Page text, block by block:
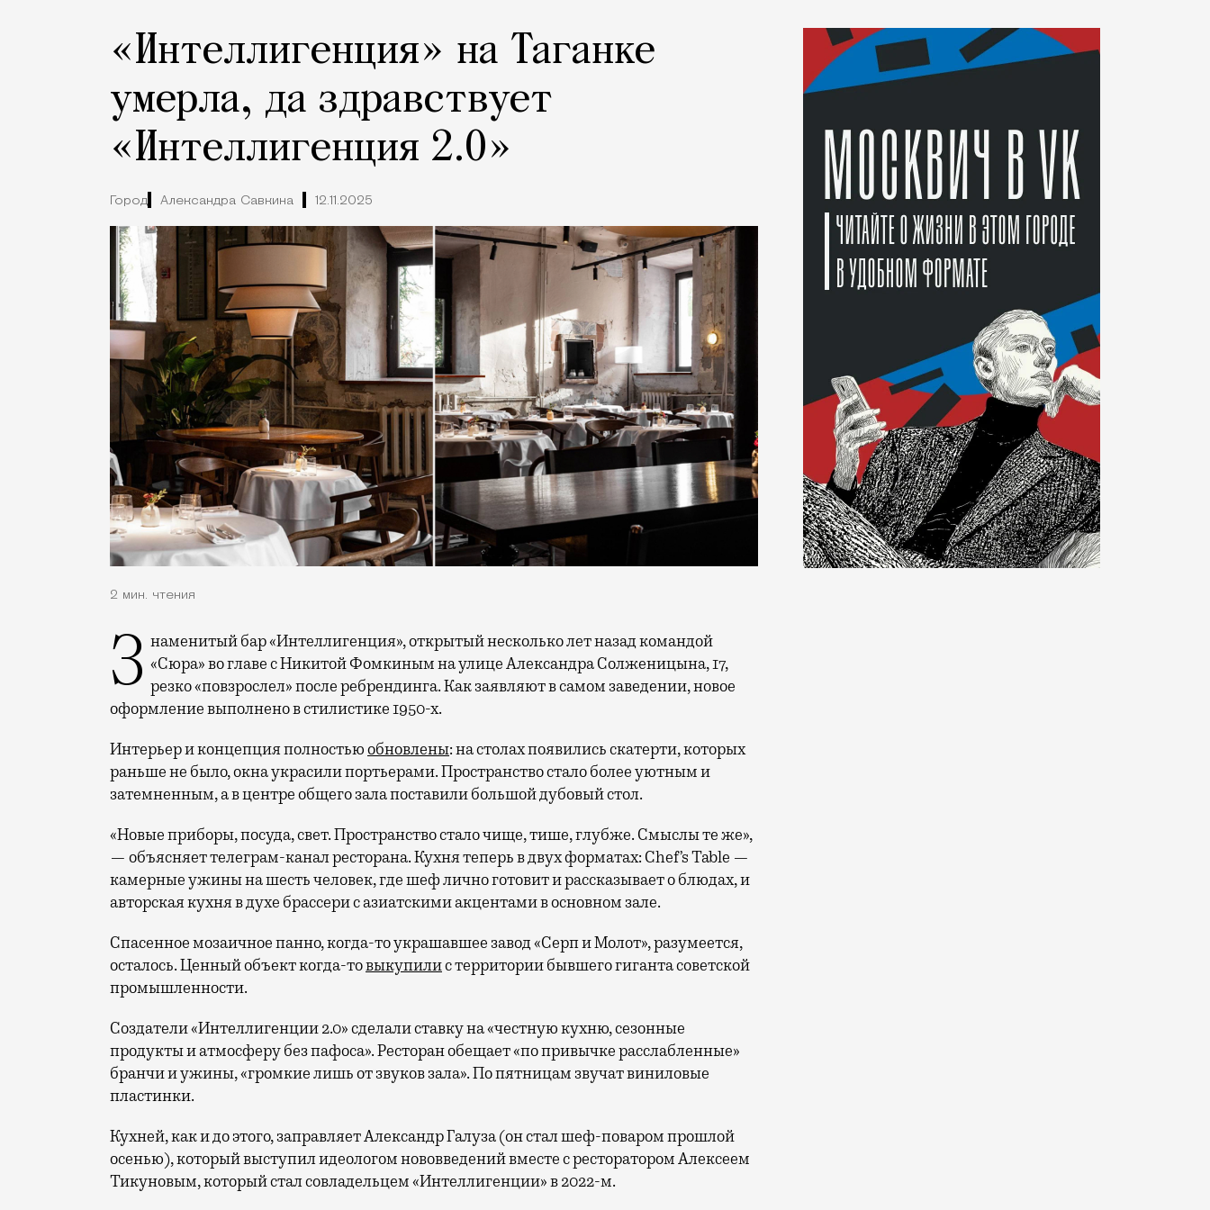
«Интеллигенция» на Таганке
умерла, да здравствует
«Интеллигенция 2.0»
Город Александра Савкина 12.11.2025
2 мин. чтения
Знаменитый бар «Интеллигенция», открытый несколько лет назад командой «Сюра» во главе с Никитой Фомкиным на улице Александра Солженицына, 17,
резко «повзрослел» после ребрендинга. Как заявляют в самом заведении, новое
оформление выполнено в стилистике 1950-х.
Интерьер и концепция полностьюобновлены: на столах появились скатерти, которых
раньше не было, окна украсили портьерами. Пространство стало более уютным и
затемненным, а в центре общего зала поставили большой дубовый стол.
«Новые приборы, посуда, свет. Пространство стало чище, тише, глубже. Смыслы те же»,
— объясняет телеграм-канал ресторана. Кухня теперь в двух форматах: Chef’s Table —
камерные ужины на шесть человек, где шеф лично готовит и рассказывает о блюдах, и
авторская кухня в духе брассери с азиатскими акцентами в основном зале.
Спасенное мозаичное панно, когда-то украшавшее завод «Серп и Молот», разумеется,
осталось. Ценный объект когда-товыкупилис территории бывшего гиганта советской
промышленности.
Создатели «Интеллигенции 2.0» сделали ставку на «честную кухню, сезонные
продукты и атмосферу без пафоса». Ресторан обещает «по привычке расслабленные»
бранчи и ужины, «громкие лишь от звуков зала». По пятницам звучат виниловые
пластинки.
Кухней, как и до этого, заправляет Александр Галуза (он стал шеф-поваром прошлой
осенью), который выступил идеологом нововведений вместе с ресторатором Алексеем
Тикуновым, который стал совладельцем «Интеллигенции» в 2022-м.